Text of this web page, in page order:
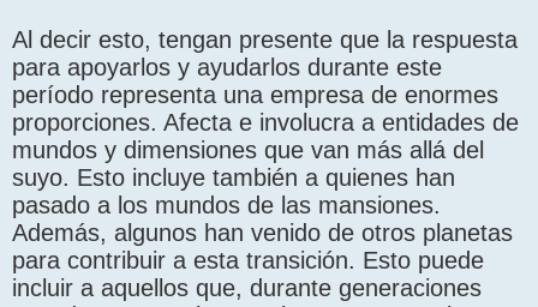
Al decir esto, tengan presente que la respuesta
para apoyarlos y ayudarlos durante este
período representa una empresa de enormes
proporciones. Afecta e involucra a entidades de
mundos y dimensiones que van más allá del
suyo. Esto incluye también a quienes han
pasado a los mundos de las mansiones.
Además, algunos han venido de otros planetas
para contribuir a esta transición. Esto puede
incluir a aquellos que, durante generaciones